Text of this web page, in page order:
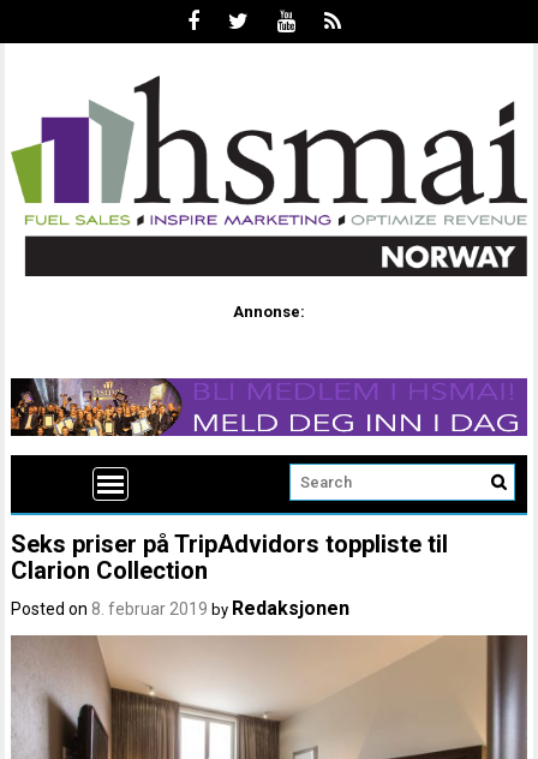
Annonse:
Seks priser på TripAdvidors toppliste til
Clarion Collection
Posted on 8. februar 2019 by Redaksjonen